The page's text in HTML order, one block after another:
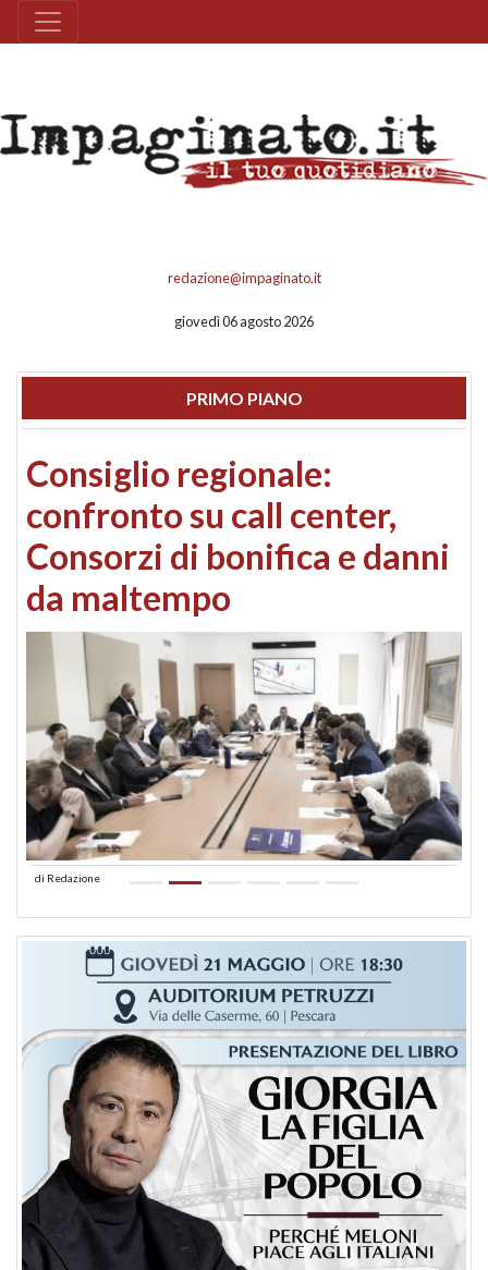
redazione@impaginato.it
giovedì 06 agosto 2026
PRIMO PIANO
Consiglio regionale:
confronto su call center,
Consorzi di bonifica e danni
da maltempo
di Redazione